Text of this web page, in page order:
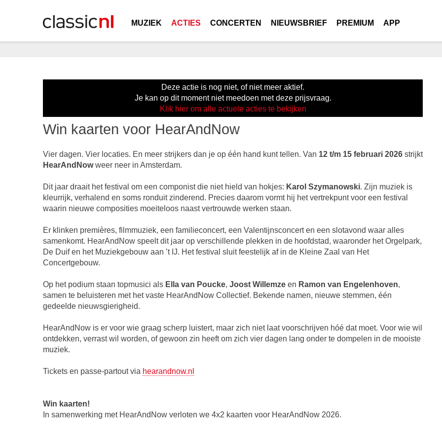
MUZIEK ACTIES CONCERTEN NIEUWSBRIEF PREMIUM APP
Deze actie is nog niet, of niet meer aktief.
Je kan op dit moment niet meedoen met deze prijsvraag.
Klik hier om alle actuele acties te bekijken
Win kaarten voor HearAndNow
Vier dagen. Vier locaties. En meer strijkers dan je op één hand kunt tellen. Van 12 t/m 15 februari 2026 strijkt
HearAndNowweer neer in Amsterdam.
Dit jaar draait het festival om een componist die niet hield van hokjes: Karol Szymanowski. Zijn muziek is
kleurrijk, verhalend en soms ronduit zinderend. Precies daarom vormt hij het vertrekpunt voor een festival
waarin nieuwe composities moeiteloos naast vertrouwde werken staan.
Er klinken premières, filmmuziek, een familieconcert, een Valentijnsconcert en een slotavond waar alles
samenkomt. HearAndNow speelt dit jaar op verschillende plekken in de hoofdstad, waaronder het Orgelpark,
De Duif en het Muziekgebouw aan ’t IJ. Het festival sluit feestelijk af in de Kleine Zaal van Het
Concertgebouw.
Op het podium staan topmusici als Ella van Poucke, Joost Willemze en Ramon van Engelenhoven,
samen te beluisteren met het vaste HearAndNow Collectief. Bekende namen, nieuwe stemmen, één
gedeelde nieuwsgierigheid.
HearAndNow is er voor wie graag scherp luistert, maar zich niet laat voorschrijven hóé dat moet. Voor wie wil
ontdekken, verrast wil worden, of gewoon zin heeft om zich vier dagen lang onder te dompelen in de mooiste
muziek.
Tickets en passe-partout via hearandnow.nl
Win kaarten!
In samenwerking met HearAndNow verloten we 4x2 kaarten voor HearAndNow 2026.